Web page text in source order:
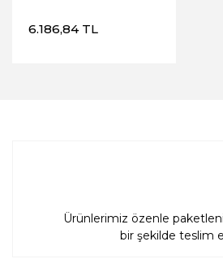
6.186,84 TL
Ürünlerimiz özenle
bir şekilde teslim